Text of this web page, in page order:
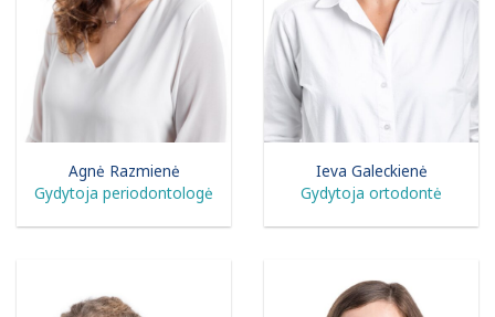
Agnė Razmienė
Gydytoja periodontologė
Ieva Galeckienė
Gydytoja ortodontė